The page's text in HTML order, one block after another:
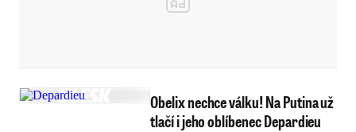
Obelix nechce válku! Na Putina už
tlačí i jeho oblíbenec Depardieu